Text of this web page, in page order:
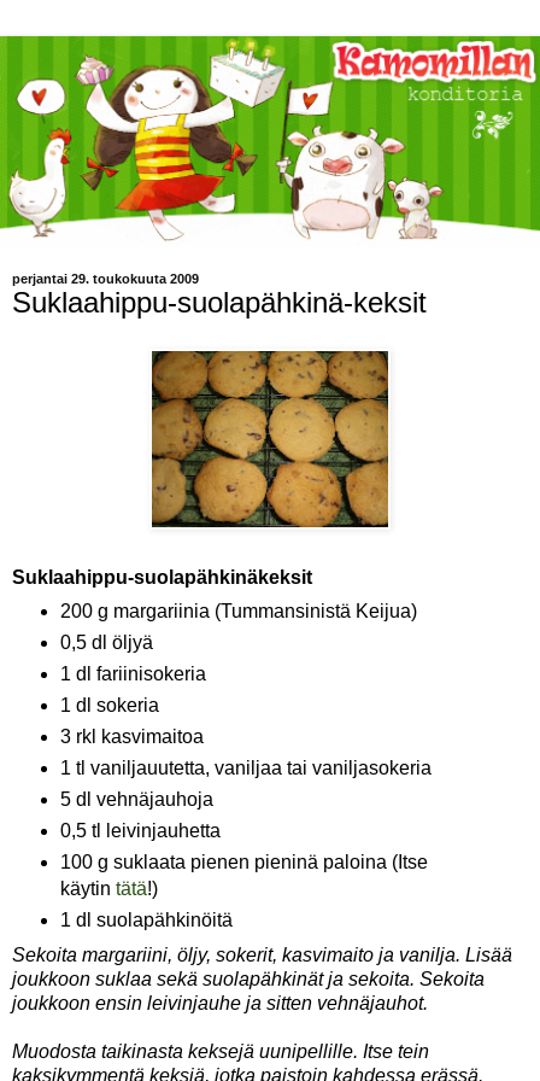
perjantai 29. toukokuuta 2009
Suklaahippu-suolapähkinä-keksit
Suklaahippu-suolapähkinäkeksit
200 g margariinia (Tummansinistä Keijua)
0,5 dl öljyä
1 dl fariinisokeria
1 dl sokeria
3 rkl kasvimaitoa
1 tl vaniljauutetta, vaniljaa tai vaniljasokeria
5 dl vehnäjauhoja
0,5 tl leivinjauhetta
100 g suklaata pienen pieninä paloina (Itse
käytin tätä!)
1 dl suolapähkinöitä
Sekoita margariini, öljy, sokerit, kasvimaito ja vanilja. Lisää
joukkoon suklaa sekä suolapähkinät ja sekoita. Sekoita
joukkoon ensin leivinjauhe ja sitten vehnäjauhot.
Muodosta taikinasta keksejä uunipellille. Itse tein
kaksikymmentä keksiä, jotka paistoin kahdessa erässä.